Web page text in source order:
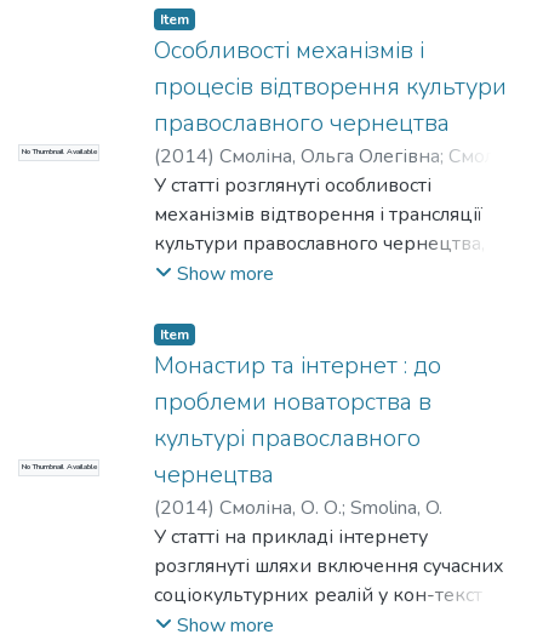
систему, що являє собою досвід
матеріалізації іншої культурної системи
– ідеальної – євангельського вчення. На
відміну від світської культури, культура
чернецтва в цілому не є самоціллю, але
засобом до досягнення мети якісно
іншого Вічного Життя.
No Thumbnail Available
Item
Особливості механізмів і
процесів відтворення культури
православного чернецтва
(2014) Смоліна, Ольга Олегівна; Смоліна,
О. О.;Smolina, Olga
У статті розглянуті особливості
механізмів відтворення і трансляції
культури православного чернецтва, яка
представлена своїми двома типами –
монастирською культурою".
Встановлено, що в чернечій культурі
культурна норма є незмінною. У
монастирській культурі норма
піддається впливу зовнішніх факторів,
здатна модернізуватися
Show more
No Thumbnail Available
Item
Монастир та інтернет : до
проблеми новаторства в
культурі православного
чернецтва
(2014) Смоліна, О. О.; Smolina, O.
У статті на прикладі інтернету
розглянуті шляхи включення сучасних
соціокультурних реалій у кон-текст
культури православного чернецтва (що
Show more